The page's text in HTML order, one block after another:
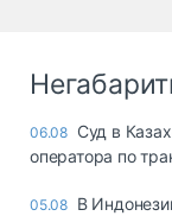
06.08 Суд в
оператора по
05.08 В